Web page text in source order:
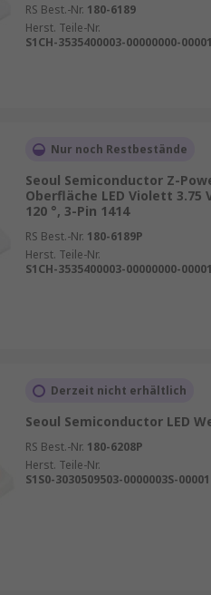
RS Best.-Nr. 180-6189
Herst. Teile-Nr.
S1CH-3535400003-00000000-00001
Nur noch Restbestände
Seoul Semiconductor Z-
Oberfläche LED Violett 3.75
120 °, 3-Pin 1414
RS Best.-Nr. 180-6189P
Herst. Teile-Nr.
S1CH-3535400003-00000000-00001
Derzeit nicht erhältlich
Seoul Semiconductor LED
RS Best.-Nr. 180-6208P
Herst. Teile-Nr.
S1S0-3030509503-0000003S-00001